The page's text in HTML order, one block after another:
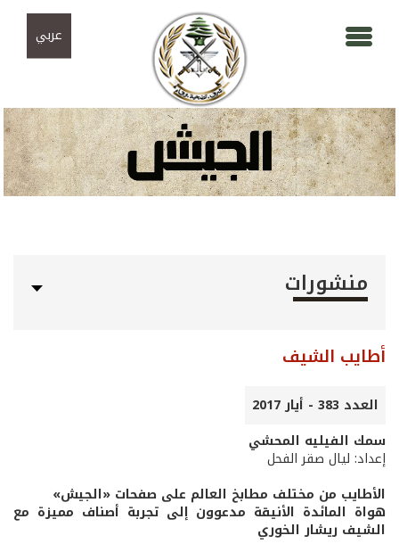
عربي
منشورات
أطايب الشيف
العدد 383 - أيار 2017
سمك الفيليه المحشي
إعداد: ليال صقر الفحل
الأطايب من مختلف مطابخ العالم على صفحات «الجيش»
هواة المائدة الأنيقة مدعوون إلى تجربة أصناف مميزة مع
الشيف ريشار الخوري